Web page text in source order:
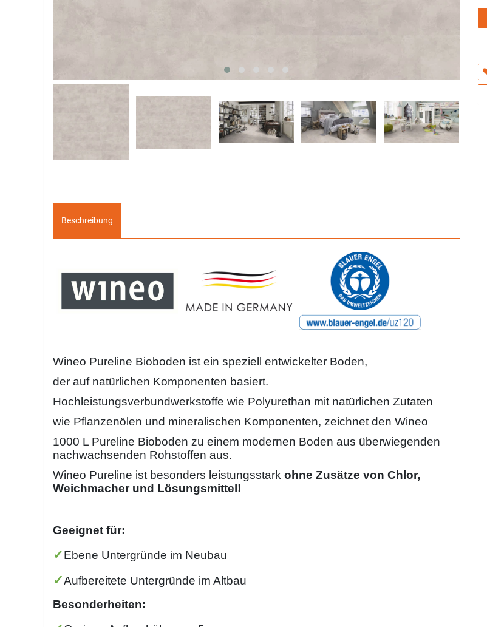
Beschreibung
Wineo Pureline Bioboden ist ein speziell entwickelter Boden,
der auf natürlichen Komponenten basiert.
Hochleistungsverbundwerkstoffe wie Polyurethan mit natürlichen Zutaten
wie Pflanzenölen und mineralischen Komponenten, zeichnet den Wineo
1000 L Pureline Bioboden zu einem modernen Boden aus überwiegenden
nachwachsenden Rohstoffen aus.
Wineo Pureline ist besonders leistungsstark ohne Zusätze von Chlor,
Weichmacher und Lösungsmittel!
Geeignet für:
✓Ebene Untergründe im Neubau
✓Aufbereitete Untergründe im Altbau
Besonderheiten: